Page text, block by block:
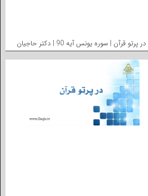
در پرتو قرآن | سوره یونس آیه 90 | دکتر حاجیان